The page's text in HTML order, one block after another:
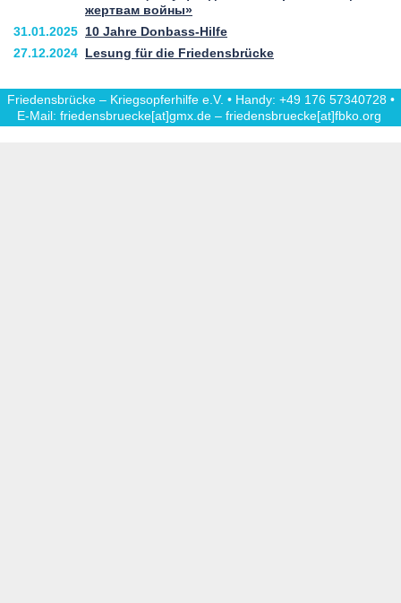
жертвам войны»
31.01.2025 10 Jahre Donbass-Hilfe
27.12.2024 Lesung für die Friedensbrücke
Friedensbrücke – Kriegsopferhilfe e.V. • Handy: +49 176 57340728 •
E-Mail: friedensbruecke[at]gmx.de – friedensbruecke[at]fbko.org